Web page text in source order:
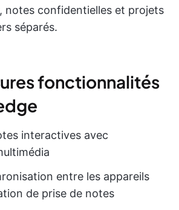
notes confidentielles et projets
séparés.
fonctionnalités
interactives avec
entre les appareils
de prise de notes